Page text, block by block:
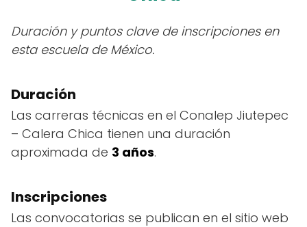
Duración y puntos clave de inscripciones en
esta escuela de México.
Duración
Las carreras técnicas en el Conalep Jiutepec
– Calera Chica tienen una duración
aproximada de 3 años.
Inscripciones
Las convocatorias se publican en el sitio web